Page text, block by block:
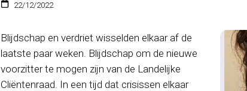
22/12/2022
Blijdschap en verdriet wisselden elkaar af de
laatste paar weken. Blijdschap om de nieuwe
voorzitter te mogen zijn van de Landelijke
Cliëntenraad. In een tijd dat crisissen elkaar